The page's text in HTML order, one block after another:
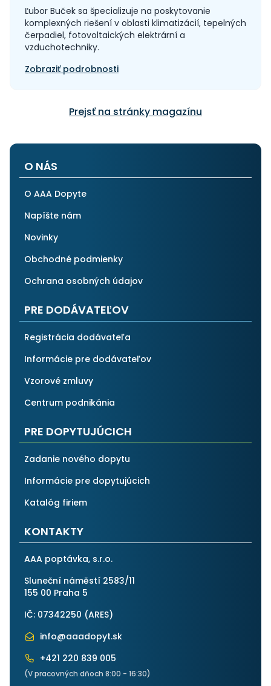
Ľubor Buček sa špecializuje na poskytovanie
komplexných riešení v oblasti klimatizácií, tepelných
čerpadiel, fotovoltaických elektrární a
vzduchotechniky.
Zobraziť podrobnosti
Prejsť na stránky magazínu
O NÁS
O AAA Dopyte
Napíšte nám
Novinky
Obchodné podmienky
Ochrana osobných údajov
PRE DODÁVATEĽOV
Registrácia dodávateľa
Informácie pre dodávateľov
Vzorové zmluvy
Centrum podnikánia
PRE DOPYTUJÚCICH
Zadanie nového dopytu
Informácie pre dopytujúcich
Katalóg firiem
KONTAKTY
AAA poptávka, s.r.o.
Sluneční náměstí 2583/11
155 00 Praha 5
IČ: 07342250 (ARES)
info@aaadopyt.sk
+421 220 839 005
(V pracovných dňoch 8:00 - 16:30)